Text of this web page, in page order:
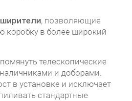
, позволяющие
коробку в более широкий
телескопические
и доборами.
в установке и исключает
стандартные